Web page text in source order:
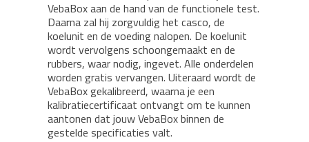
VebaBox aan de hand van de functionele test.
Daarna zal hij zorgvuldig het casco, de
koelunit en de voeding nalopen. De koelunit
wordt vervolgens schoongemaakt en de
rubbers, waar nodig, ingevet. Alle onderdelen
worden gratis vervangen. Uiteraard wordt de
VebaBox gekalibreerd, waarna je een
kalibratiecertificaat ontvangt om te kunnen
aantonen dat jouw VebaBox binnen de
gestelde specificaties valt.